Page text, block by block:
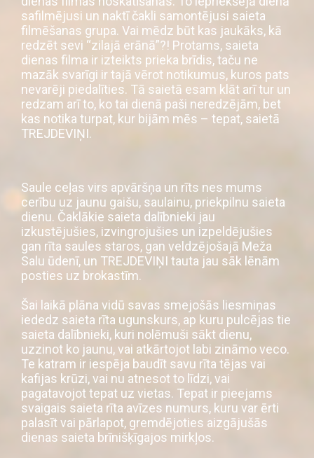
safilmējusi un naktī čakli samontējusi saieta
filmēšanas grupa. Vai mēdz būt kas jaukāks, kā
redzēt sevi “zilajā erānā”?! Protams, saieta
dienas filma ir izteikts prieka brīdis, taču ne
mazāk svarīgi ir tajā vērot notikumus, kuros pats
nevarēji piedalīties. Tā saietā esam klāt arī tur un
redzam arī to, ko tai dienā paši neredzējām, bet
kas notika turpat, kur bijām mēs – tepat, saietā
TREJDEVIŅI.
Saule ceļas virs apvāršņa un rīts nes mums
cerību uz jaunu gaišu, saulainu, priekpilnu saieta
dienu. Čaklākie saieta dalībnieki jau
izkustējušies, izvingrojušies un izpeldējušies
gan rīta saules staros, gan veldzējošajā Meža
Salu ūdenī, un TREJDEVIŅI tauta jau sāk lēnām
posties uz brokastīm.
Šai laikā plāna vidū savas smejošās liesmiņas
iededz saieta rīta ugunskurs, ap kuru pulcējas tie
saieta dalībnieki, kuri nolēmuši sākt dienu,
uzzinot ko jaunu, vai atkārtojot labi zināmo veco.
Te katram ir iespēja baudīt savu rīta tējas vai
kafijas krūzi, vai nu atnesot to līdzi, vai
pagatavojot tepat uz vietas. Tepat ir pieejams
svaigais saieta rīta avīzes numurs, kuru var ērti
palasīt vai pārlapot, gremdējoties aizgājušās
dienas saieta brīnišķīgajos mirkļos.